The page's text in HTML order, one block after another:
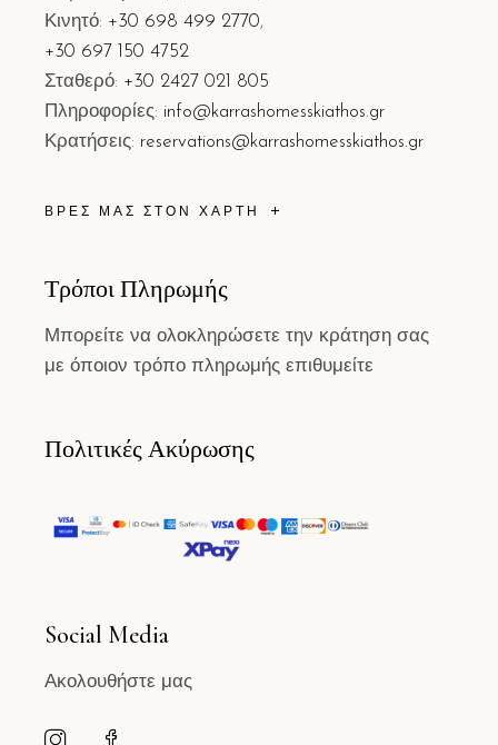
Κινητό: +30 698 499 2770,
+30 697 150 4752
Σταθερό: +30 2427 021 805
Πληροφορίες: info@karrashomesskiathos.gr
Κρατήσεις: reservations@karrashomesskiathos.gr
ΒΡΕΣ ΜΑΣ ΣΤΟΝ ΧΑΡΤΗ
Τρόποι Πληρωμής
Μπορείτε να ολοκληρώσετε την κράτηση σας
με όποιον τρόπο πληρωμής επιθυμείτε
Πολιτικές Ακύρωσης
Social Media
Ακολουθήστε μας